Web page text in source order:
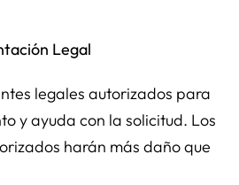
Legal
legales autorizados para
y ayuda con la solicitud. Los
harán más daño que